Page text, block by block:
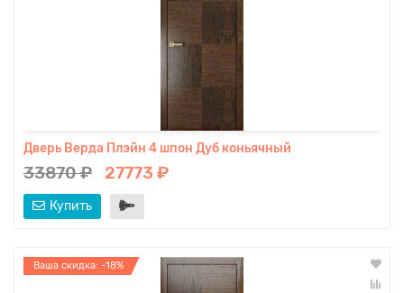
Дверь Верда Плэйн 4 шпон Дуб коньячный
33870 ₽ 27773 ₽
Купить
Ваша скидка: -18%